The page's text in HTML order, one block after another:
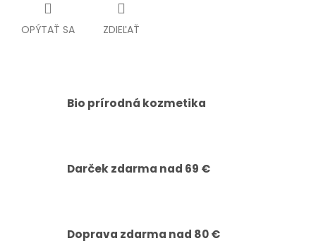
OPÝTAŤ SA ZDIEĽAŤ
Bio prírodná kozmetika
Darček zdarma nad 69 €
Doprava zdarma nad 80 €